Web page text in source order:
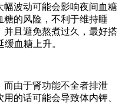
波动可能会影响夜间血糖
糖的风险，不利于维持睡
且避免熬煮过久，最好搭
血糖上升。
而由于肾功能不全者排泄
的话可能会导致体内钾、